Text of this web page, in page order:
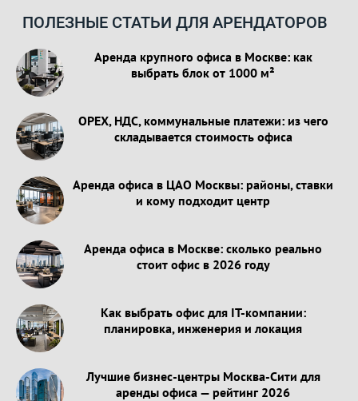
ПОЛЕЗНЫЕ СТАТЬИ ДЛЯ АРЕНДАТОРОВ
Аренда крупного офиса в Москве: как
выбрать блок от 1000 м²
OPEX, НДС, коммунальные платежи: из чего
складывается стоимость офиса
Аренда офиса в ЦАО Москвы: районы, ставки
и кому подходит центр
Аренда офиса в Москве: сколько реально
стоит офис в 2026 году
Как выбрать офис для IT-компании:
планировка, инженерия и локация
Лучшие бизнес-центры Москва-Сити для
аренды офиса — рейтинг 2026